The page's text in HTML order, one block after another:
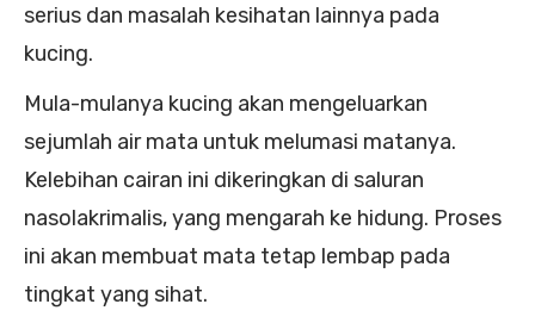
serius dan masalah kesihatan lainnya pada
kucing.
Mula-mulanya kucing akan mengeluarkan
sejumlah air mata untuk melumasi matanya.
Kelebihan cairan ini dikeringkan di saluran
nasolakrimalis, yang mengarah ke hidung. Proses
ini akan membuat mata tetap lembap pada
tingkat yang sihat.